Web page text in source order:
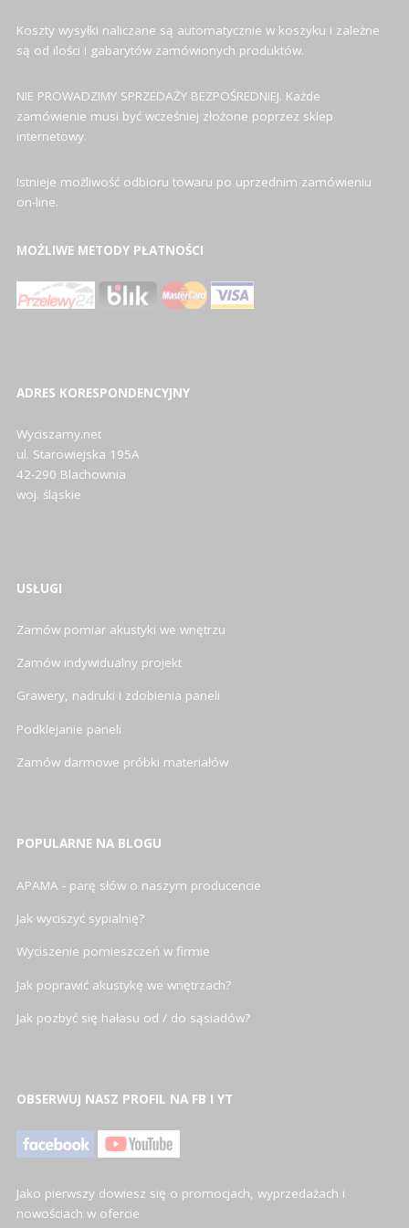
Koszty wysyłki naliczane są automatycznie w koszyku i zależne
są od ilości i gabarytów zamówionych produktów.
NIE PROWADZIMY SPRZEDAŻY BEZPOŚREDNIEJ. Każde
zamówienie musi być wcześniej złożone poprzez sklep
internetowy.
Istnieje możliwość odbioru towaru po uprzednim zamówieniu
on-line.
MOŻLIWE METODY PŁATNOŚCI
ADRES KORESPONDENCYJNY
Wyciszamy.net
ul. Starowiejska 195A
42-290 Blachownia
woj. śląskie
USŁUGI
Zamów pomiar akustyki we wnętrzu
Zamów indywidualny projekt
Grawery, nadruki i zdobienia paneli
Podklejanie paneli
Zamów darmowe próbki materiałów
POPULARNE NA BLOGU
APAMA - parę słów o naszym producencie
Jak wyciszyć sypialnię?
Wyciszenie pomieszczeń w firmie
Jak poprawić akustykę we wnętrzach?
Jak pozbyć się hałasu od / do sąsiadów?
OBSERWUJ NASZ PROFIL NA FB I YT
Jako pierwszy dowiesz się o promocjach, wyprzedażach i
nowościach w ofercie